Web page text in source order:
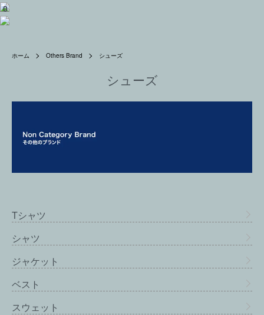
0
ホーム Others Brand シューズ
シューズ
Tシャツ
シャツ
ジャケット
ベスト
スウェット